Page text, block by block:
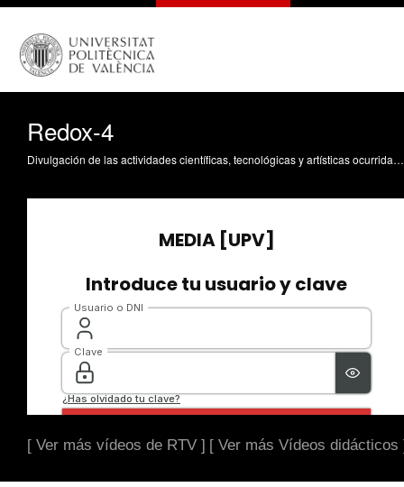
Redox-4
Divulgación de las actividades científicas, tecnológicas y artísticas ocurridas en los tres campus de la UPV
[ Ver más vídeos de RTV ] [ Ver más Vídeos didácticos